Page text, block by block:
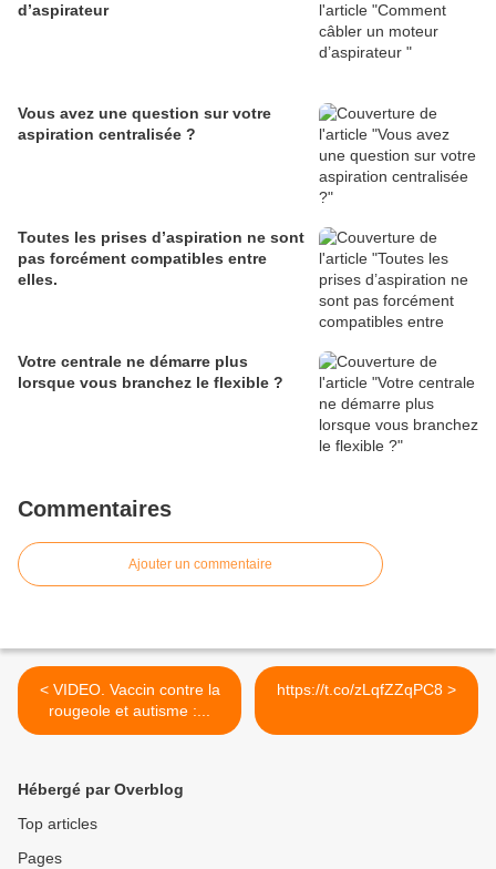
d’aspirateur
Vous avez une question sur votre
aspiration centralisée ?
Toutes les prises d’aspiration ne sont
pas forcément compatibles entre
elles.
Votre centrale ne démarre plus
lorsque vous branchez le flexible ?
Commentaires
Ajouter un commentaire
< VIDEO. Vaccin contre la
rougeole et autisme :...
https://t.co/zLqfZZqPC8 >
Hébergé par Overblog
Top articles
Pages